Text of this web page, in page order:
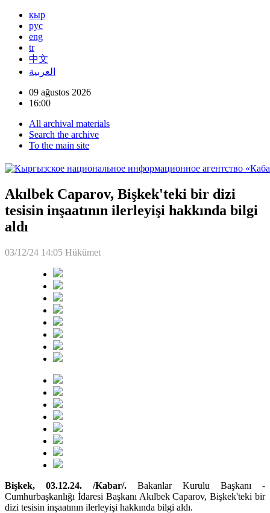
кыр
рус
eng
tr
中文
العربية
09 ağustos 2026
16:00
All archival materials
Search the archive
To the main site
Akılbek Caparov, Bişkek'teki bir dizi
tesisin inşaatının ilerleyişi hakkında bilgi
aldı
03/12/24 14:05 Hükümet
Bişkek, 03.12.24. /Kabar/. Bakanlar Kurulu Başkanı -
Cumhurbaşkanlığı İdaresi Başkanı Akılbek Caparov, Bişkek'teki bir
dizi tesisin inşaatının ilerleyişi hakkında bilgi aldı.